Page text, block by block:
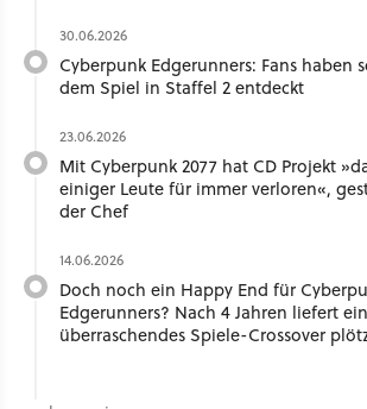
30.06.2026
Cyberpunk Edgerunners: Fans haben
dem Spiel in Staffel 2 entdeckt
23.06.2026
Mit Cyberpunk 2077 hat CD Projekt
einiger Leute für immer verloren«,
der Chef
14.06.2026
Doch noch ein Happy End für
Edgerunners? Nach 4 Jahren liefert ein
überraschendes Spiele-Crossover